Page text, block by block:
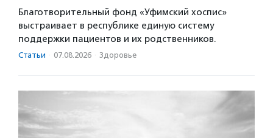
Благотворительный фонд «Уфимский хоспис»
выстраивает в республике единую систему
поддержки пациентов и их родственников.
Статьи · 07.08.2026 · Здоровье